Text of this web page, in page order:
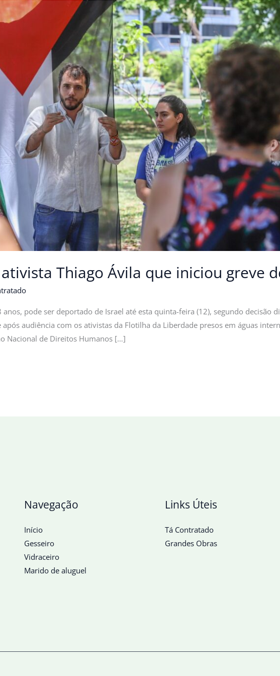
Thiago Ávila que iniciou greve
pode ser deportado de Israel até esta quinta-feira (12), segundo decisão
audiência com os ativistas da Flotilha da Liberdade presos em águas
Nacional de Direitos Humanos […]
Navegação
Início
Gesseiro
Vidraceiro
Marido de aluguel
Links Úteis
Tá Contratado
Grandes Obras